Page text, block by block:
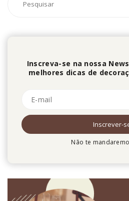
Inscreva-se na nossa
melhores dicas de
Não te